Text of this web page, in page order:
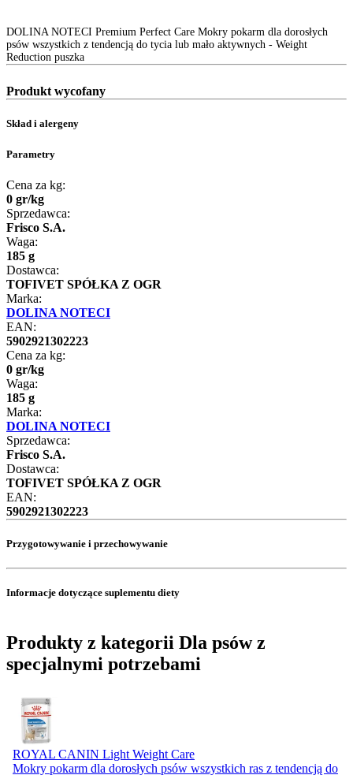
DOLINA NOTECI Premium Perfect Care Mokry pokarm dla dorosłych
psów wszystkich z tendencją do tycia lub mało aktywnych - Weight
Reduction puszka
Produkt wycofany
Skład i alergeny
Parametry
Cena za kg:
0 gr/kg
Sprzedawca:
Frisco S.A.
Waga:
185 g
Dostawca:
TOFIVET SPÓŁKA Z OGR
Marka:
DOLINA NOTECI
EAN:
5902921302223
Cena za kg:
0 gr/kg
Waga:
185 g
Marka:
DOLINA NOTECI
Sprzedawca:
Frisco S.A.
Dostawca:
TOFIVET SPÓŁKA Z OGR
EAN:
5902921302223
Przygotowywanie i przechowywanie
Informacje dotyczące suplementu diety
Produkty z kategorii Dla psów z
specjalnymi potrzebami
ROYAL CANIN Light Weight Care
Mokry pokarm dla dorosłych psów wszystkich ras z tendencją do